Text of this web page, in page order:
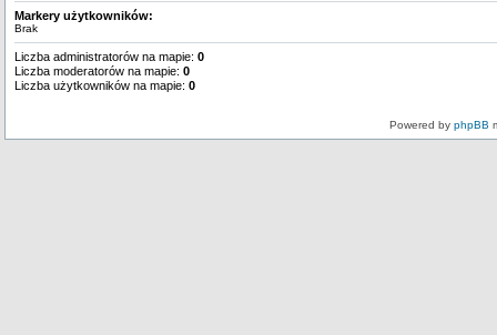
Markery użytkowników:
Brak
Liczba administratorów na mapie: 0
Liczba moderatorów na mapie: 0
Liczba użytkowników na mapie: 0
Powered by phpBB